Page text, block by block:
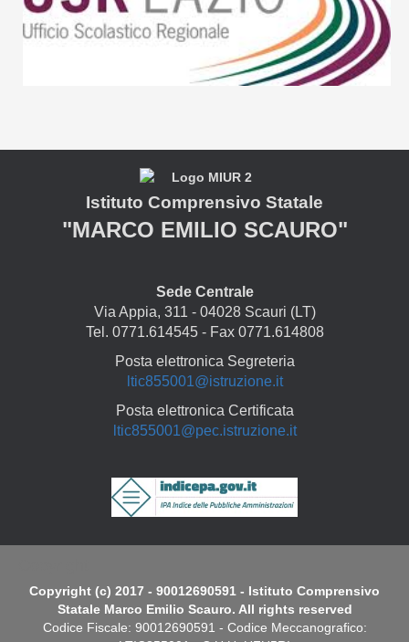
Istituto Comprensivo Statale
"MARCO EMILIO SCAURO"
Sede Centrale
Via Appia, 311 - 04028 Scauri (LT)
Tel. 0771.614545 - Fax 0771.614808
Posta elettronica Segreteria
ltic855001@istruzione.it
Posta elettronica Certificata
ltic855001@pec.istruzione.it
Copyright (c) 2017 - 90012690591 - Istituto Comprensivo
Statale Marco Emilio Scauro. All rights reserved
Codice Fiscale: 90012690591 - Codice Meccanografico: